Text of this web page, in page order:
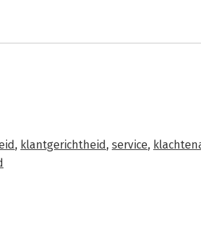
, klantgerichtheid, service,